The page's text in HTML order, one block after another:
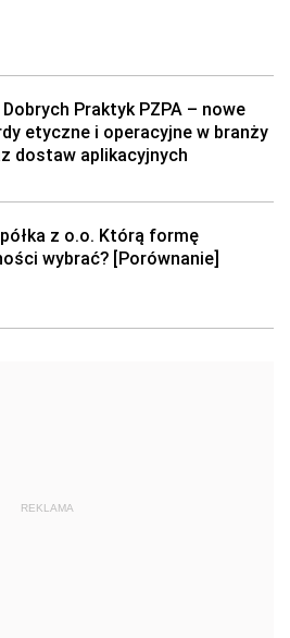
Praktyk PZPA – nowe
etyczne i operacyjne w branży
dostaw aplikacyjnych
z o.o. Którą formę
wybrać? [Porównanie]
REKLAMA